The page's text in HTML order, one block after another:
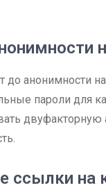
до анонимности
пароли для
ссылки на